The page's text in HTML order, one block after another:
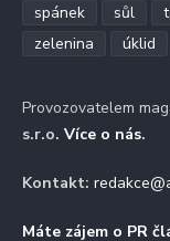
spánek
sůl
zelenina
úklid
Provozovatelem
s.r.o. Více o nás.
Kontakt:
Máte zájem o PR